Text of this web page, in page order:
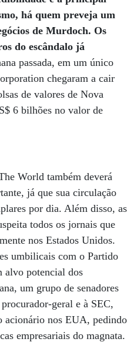
há quem preveja um
de Murdoch. Os
do escândalo já
passada, em um único
chegaram a cair
de valores de Nova
6 bilhões no valor de
World também deverá
já que sua circulação
por dia. Além disso, as
todos os jornais que
nos Estados Unidos.
umbilicais com o Partido
alvo potencial dos
um grupo de senadores
geral e à SEC,
acionário nos EUA, pedindo
empresariais do magnata.